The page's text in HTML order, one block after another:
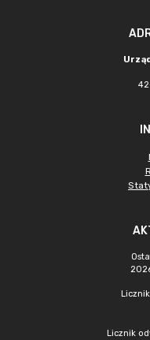
Licznik